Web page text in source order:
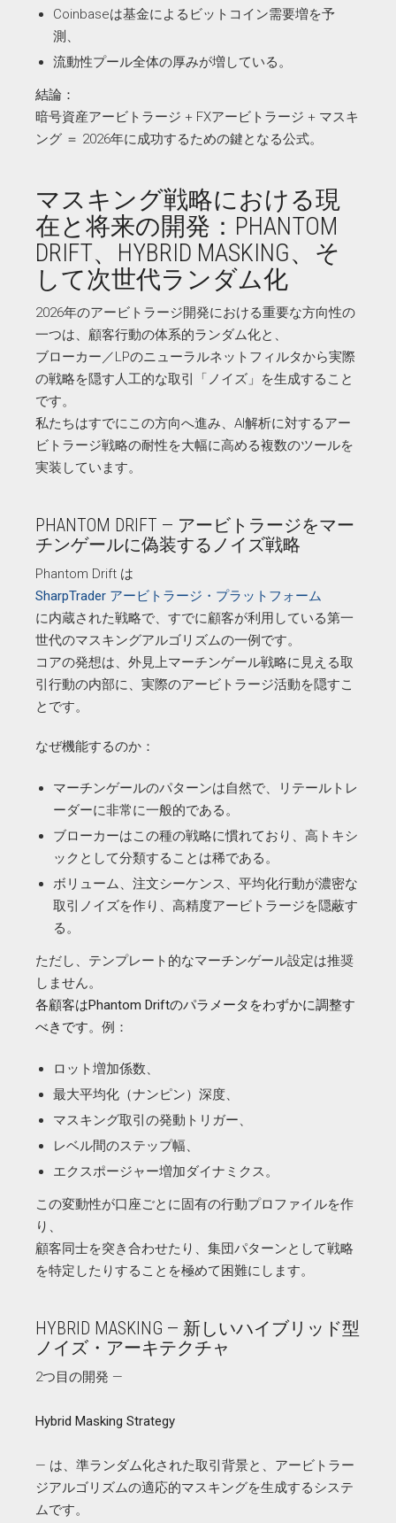
Coinbaseは基金によるビットコイン需要増を予
測、
流動性プール全体の厚みが増している。
結論：
暗号資産アービトラージ + FXアービトラージ + マスキ
ング ＝ 2026年に成功するための鍵となる公式。
マスキング戦略における現
在と将来の開発：PHANTOM
DRIFT、HYBRID MASKING、そ
して次世代ランダム化
2026年のアービトラージ開発における重要な方向性の
一つは、顧客行動の体系的ランダム化と、
ブローカー／LPのニューラルネットフィルタから実際
の戦略を隠す人工的な取引「ノイズ」を生成すること
です。
私たちはすでにこの方向へ進み、AI解析に対するアー
ビトラージ戦略の耐性を大幅に高める複数のツールを
実装しています。
PHANTOM DRIFT — アービトラージをマー
チンゲールに偽装するノイズ戦略
Phantom Drift は
SharpTrader アービトラージ・プラットフォーム
に内蔵された戦略で、すでに顧客が利用している第一
世代のマスキングアルゴリズムの一例です。
コアの発想は、外見上マーチンゲール戦略に見える取
引行動の内部に、実際のアービトラージ活動を隠すこ
とです。
なぜ機能するのか：
マーチンゲールのパターンは自然で、リテールトレ
ーダーに非常に一般的である。
ブローカーはこの種の戦略に慣れており、高トキシ
ックとして分類することは稀である。
ボリューム、注文シーケンス、平均化行動が濃密な
取引ノイズを作り、高精度アービトラージを隠蔽す
る。
ただし、テンプレート的なマーチンゲール設定は推奨
しません。
各顧客はPhantom Driftのパラメータをわずかに調整す
べきです。例：
ロット増加係数、
最大平均化（ナンピン）深度、
マスキング取引の発動トリガー、
レベル間のステップ幅、
エクスポージャー増加ダイナミクス。
この変動性が口座ごとに固有の行動プロファイルを作
り、
顧客同士を突き合わせたり、集団パターンとして戦略
を特定したりすることを極めて困難にします。
HYBRID MASKING — 新しいハイブリッド型
ノイズ・アーキテクチャ
2つ目の開発 —
Hybrid Masking Strategy
— は、準ランダム化された取引背景と、アービトラー
ジアルゴリズムの適応的マスキングを生成するシステ
ムです。